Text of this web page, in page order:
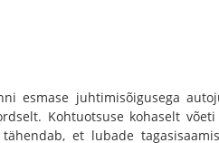
esmase juhtimisõigusega
Kohtuotsuse kohaselt võeti
et lubade